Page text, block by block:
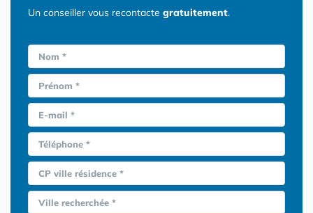
Un conseiller vous recontacte gratuitement.
Nom *
Prénom *
E-mail *
Téléphone *
CP ville résidence *
Ville recherchée *